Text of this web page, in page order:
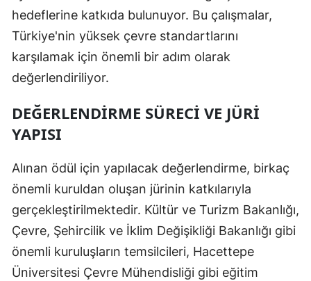
hedeflerine katkıda bulunuyor. Bu çalışmalar,
Türkiye'nin yüksek çevre standartlarını
karşılamak için önemli bir adım olarak
değerlendiriliyor.
DEĞERLENDIRME SÜRECI VE JÜRI
YAPISI
Alınan ödül için yapılacak değerlendirme, birkaç
önemli kuruldan oluşan jürinin katkılarıyla
gerçekleştirilmektedir. Kültür ve Turizm Bakanlığı,
Çevre, Şehircilik ve İklim Değişikliği Bakanlığı gibi
önemli kuruluşların temsilcileri, Hacettepe
Üniversitesi Çevre Mühendisliği gibi eğitim